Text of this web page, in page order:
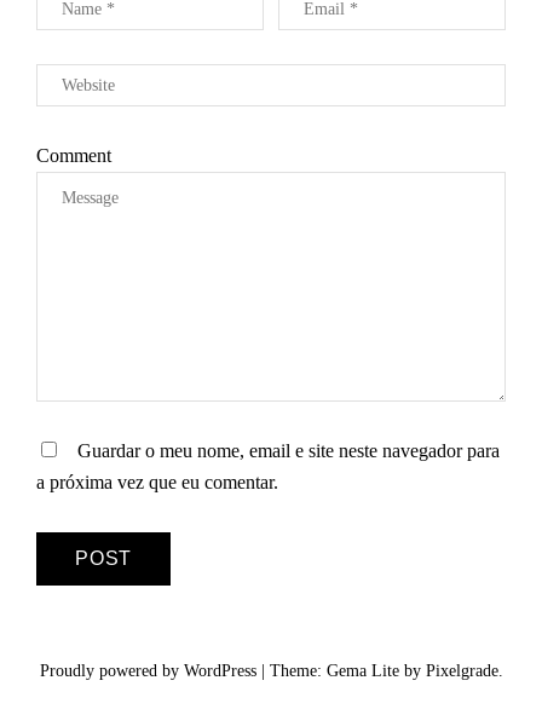
I
O
Comment
Guardar o meu nome, email e site neste navegador para
a próxima vez que eu comentar.
Proudly powered by WordPress Theme: Gema Lite by Pixelgrade.